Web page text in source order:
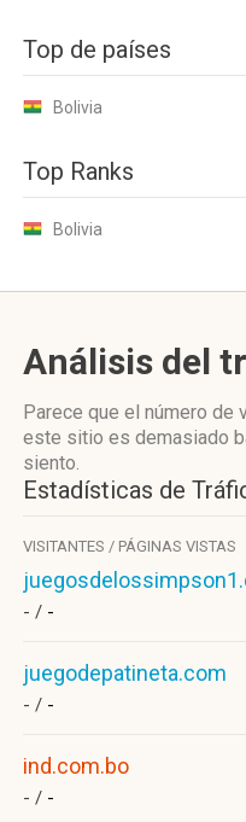
Top de países
Bolivia
Top Ranks
Bolivia
Análisis del
Parece que el número de
este sitio es demasiado
siento.
Estadísticas de
VISITANTES / PÁGINAS VISTAS
- / -
juegodepatineta.com
- / -
ind.com.bo
- / -